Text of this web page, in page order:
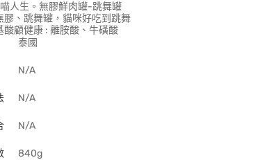
喵人生。無膠鮮肉罐-跳舞罐
膠、跳舞罐，貓咪好吃到跳舞
酸顧健康 : 離胺酸、牛磺酸
泰國
N/A
N/A
N/A
840g